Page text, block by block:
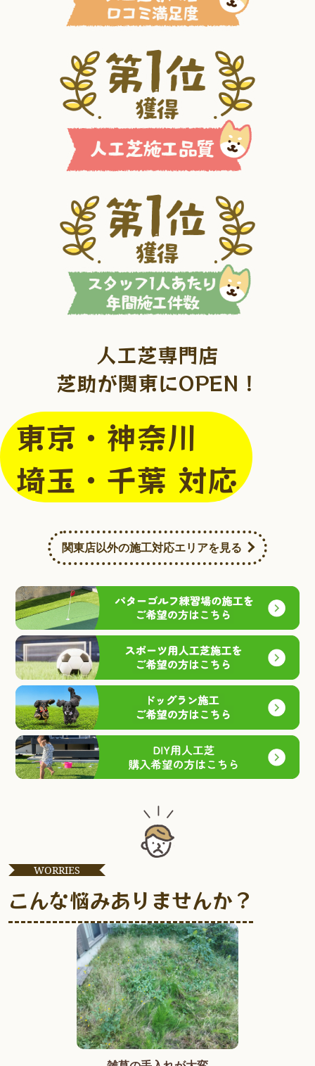
人工芝専門店
芝助が関東にOPEN！
東京・神奈川
埼玉・千葉 対応
関東店以外の施工対応エリアを見る
WORRIES
こんな悩みありませんか？